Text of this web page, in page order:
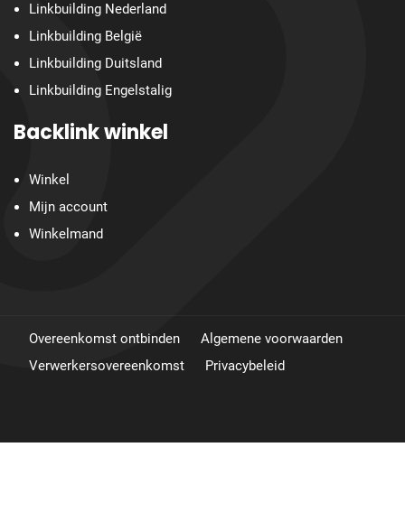
Linkbuilding Nederland
Linkbuilding België
Linkbuilding Duitsland
Linkbuilding Engelstalig
Backlink winkel
Winkel
Mijn account
Winkelmand
Overeenkomst ontbinden
Algemene voorwaarden
Verwerkersovereenkomst
Privacybeleid